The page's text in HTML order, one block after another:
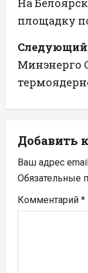
в
и
г
а
и
я
п
На
площадку
Минэнерго
Добавить
Ваш адрес
Обязательные
Комментарий *